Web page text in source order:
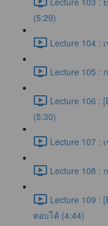
(5:29)
Lecture 104 :
Lecture 105 :
Lecture 106 :
(5:30)
Lecture 107 :
Lecture 108 :
Lecture 109 :
ตอบโต้ (4:44)